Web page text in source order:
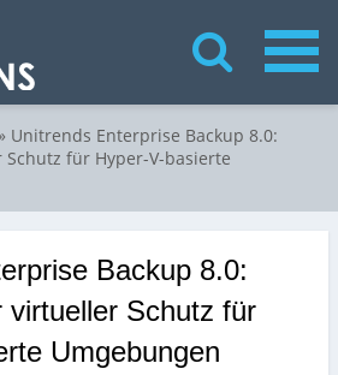
Unitrends Enterprise Backup 8.0:
für Hyper-V-basierte
Backup 8.0:
virtueller Schutz für
Umgebungen